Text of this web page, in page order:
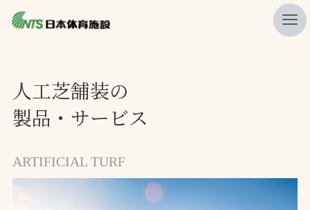
ニュース
プレスリリース
製品・サービス一覧
人工芝舗装の
製品・サービス
ARTIFICIAL TURF